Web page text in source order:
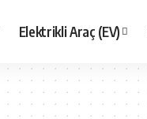
Elektrikli Araç (EV)